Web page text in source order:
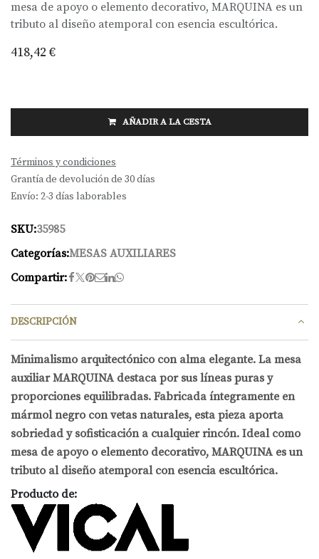
mesa de apoyo o elemento decorativo, MARQUINA es un
tributo al diseño atemporal con esencia escultórica.
418,42 €
AÑADIR A LA CESTA
Términos y condiciones
Grantía de devolución de 30 días
Envío: 2-3 días laborables
SKU:35985
Categorías:MESAS AUXILIARES
Compartir:
DESCRIPCIÓN
Minimalismo arquitectónico con alma elegante. La mesa
auxiliar MARQUINA destaca por sus líneas puras y
proporciones equilibradas. Fabricada íntegramente en
mármol negro con vetas naturales, esta pieza aporta
sobriedad y sofisticación a cualquier rincón. Ideal como
mesa de apoyo o elemento decorativo, MARQUINA es un
tributo al diseño atemporal con esencia escultórica.
Producto de: